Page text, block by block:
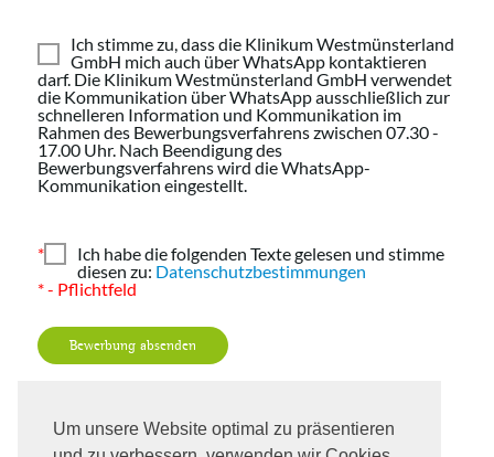
Um unsere Website optimal zu präsentieren
Ich stimme zu, dass die Klinikum Westmünsterland
GmbH mich auch über WhatsApp kontaktieren
darf. Die Klinikum Westmünsterland GmbH verwendet
die Kommunikation über WhatsApp ausschließlich zur
schnelleren Information und Kommunikation im
Rahmen des Bewerbungsverfahrens zwischen 07.30 -
17.00 Uhr. Nach Beendigung des
Bewerbungsverfahrens wird die WhatsApp-
Kommunikation eingestellt.
*
Ich habe die folgenden Texte gelesen und stimme
diesen zu: Datenschutzbestimmungen
* - Pflichtfeld
Bewerbung absenden